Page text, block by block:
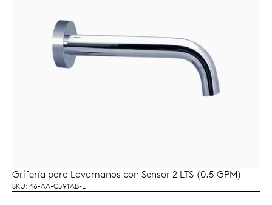
LEER MÁS
Grifería para Lavamanos con Sensor 2 LTS (0.5 GPM)
SKU: 46-AA-C591AB-E